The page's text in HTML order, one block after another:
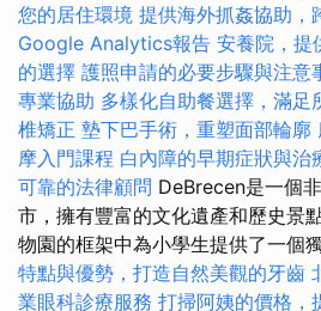
您的居住環境 提供海外抓姦協助，
Google Analytics報告 安養院，提
的選擇 護照申請的必要步驟與注意
專業協助 多樣化自助餐選擇，滿足
椎矯正 墊下巴手術，重塑面部輪廓
摩入門課程 白內障的早期症狀與治
可靠的法律顧問 DeBrecen是一個
市，擁有豐富的文化遺產和歷史景
物園的框架中為小學生提供了一個
特點與優勢，打造自然美觀的牙齒
業眼科診療服務 打掃阿姨的價格，